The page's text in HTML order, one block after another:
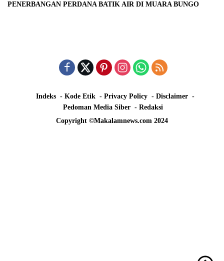
PENERBANGAN PERDANA BATIK AIR DI MUARA BUNGO
Indeks Kode Etik Privacy Policy
Disclaimer
Pedoman Media Siber
Redaksi
Copyright ©Makalamnews.com 2024